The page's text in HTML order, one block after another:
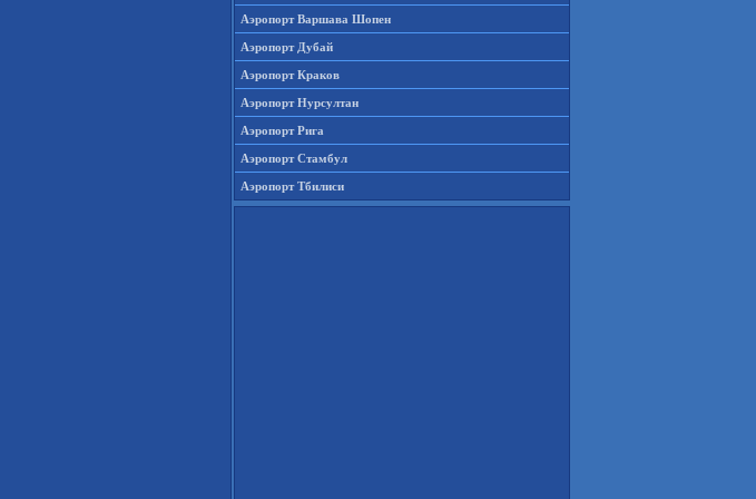
Аэропорт Варшава Шопен
Аэропорт Дубай
Аэропорт Краков
Аэропорт Нурсултан
Аэропорт Рига
Аэропорт Стамбул
Аэропорт Тбилиси